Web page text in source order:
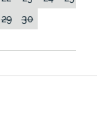
29 30